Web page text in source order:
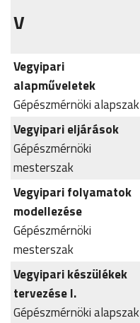
V
Vegyipari
alapműveletek
Gépészmérnöki alapszak
Vegyipari eljárások
Gépészmérnöki
mesterszak
Vegyipari folyamatok
modellezése
Gépészmérnöki
mesterszak
Vegyipari készülékek
tervezése I.
Gépészmérnöki alapszak